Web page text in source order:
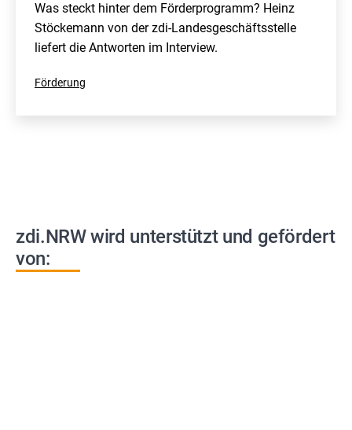
Was steckt hinter dem Förderprogramm? Heinz
Stöckemann von der zdi-Landesgeschäftsstelle
liefert die Antworten im Interview.
Kategorisiert
Förderung
zdi.NRW wird unterstützt und gefördert
von: